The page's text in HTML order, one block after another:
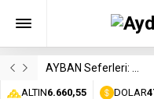
ALTIN6.660,55 DOLAR